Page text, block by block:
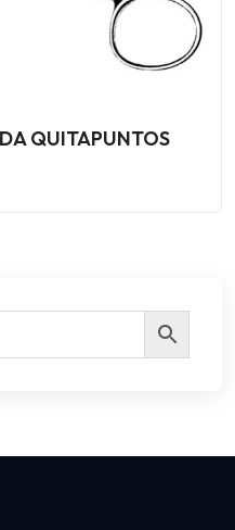
QUITAPUNTOS